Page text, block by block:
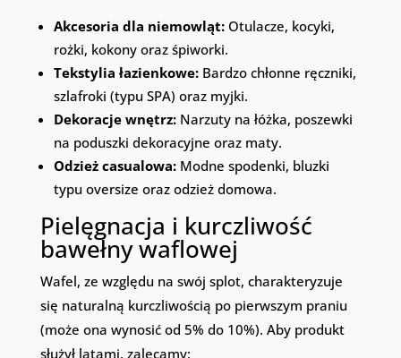
Akcesoria dla niemowląt:Otulacze, kocyki,
rożki, kokony oraz śpiworki.
Tekstylia łazienkowe:Bardzo chłonne ręczniki,
szlafroki (typu SPA) oraz myjki.
Dekoracje wnętrz:Narzuty na łóżka, poszewki
na poduszki dekoracyjne oraz maty.
Odzież casualowa:Modne spodenki, bluzki
typu oversize oraz odzież domowa.
Pielęgnacja i kurczliwość
bawełny waflowej
Wafel, ze względu na swój splot, charakteryzuje
się naturalną kurczliwością po pierwszym praniu
(może ona wynosić od 5% do 10%). Aby produkt
służył latami, zalecamy: